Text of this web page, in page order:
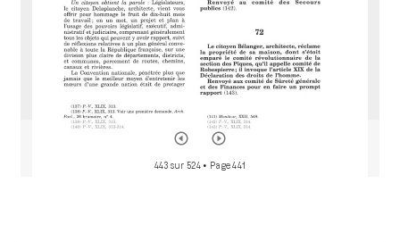
443 sur 524 • Page 441